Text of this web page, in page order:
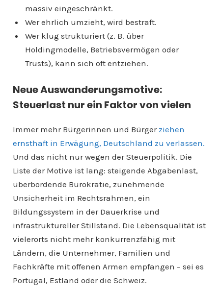
massiv eingeschränkt.
Wer ehrlich umzieht, wird bestraft.
Wer klug strukturiert (z. B. über
Holdingmodelle, Betriebsvermögen oder
Trusts), kann sich oft entziehen.
Neue Auswanderungsmotive:
Steuerlast nur ein Faktor von vielen
Immer mehr Bürgerinnen und Bürger ziehen
ernsthaft in Erwägung, Deutschland zu verlassen.
Und das nicht nur wegen der Steuerpolitik. Die
Liste der Motive ist lang: steigende Abgabenlast,
überbordende Bürokratie, zunehmende
Unsicherheit im Rechtsrahmen, ein
Bildungssystem in der Dauerkrise und
infrastruktureller Stillstand. Die Lebensqualität ist
vielerorts nicht mehr konkurrenzfähig mit
Ländern, die Unternehmer, Familien und
Fachkräfte mit offenen Armen empfangen – sei es
Portugal, Estland oder die Schweiz.